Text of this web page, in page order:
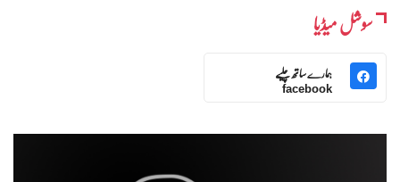
سوشل میڈیا
ہمارے ساتھ چلیے
facebook